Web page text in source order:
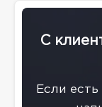
С
Eсли